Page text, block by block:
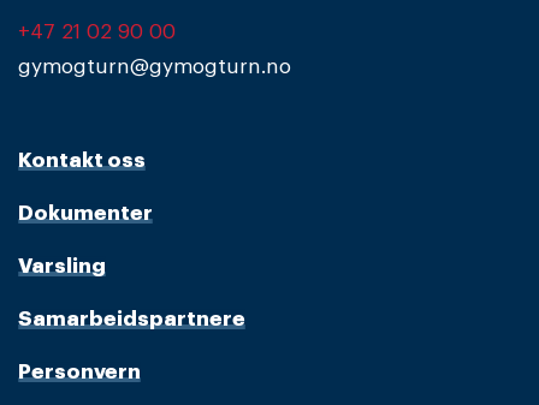
+47 21 02 90 00
gymogturn@gymogturn.no
Kontakt oss
Dokumenter
Varsling
Samarbeidspartnere
Personvern